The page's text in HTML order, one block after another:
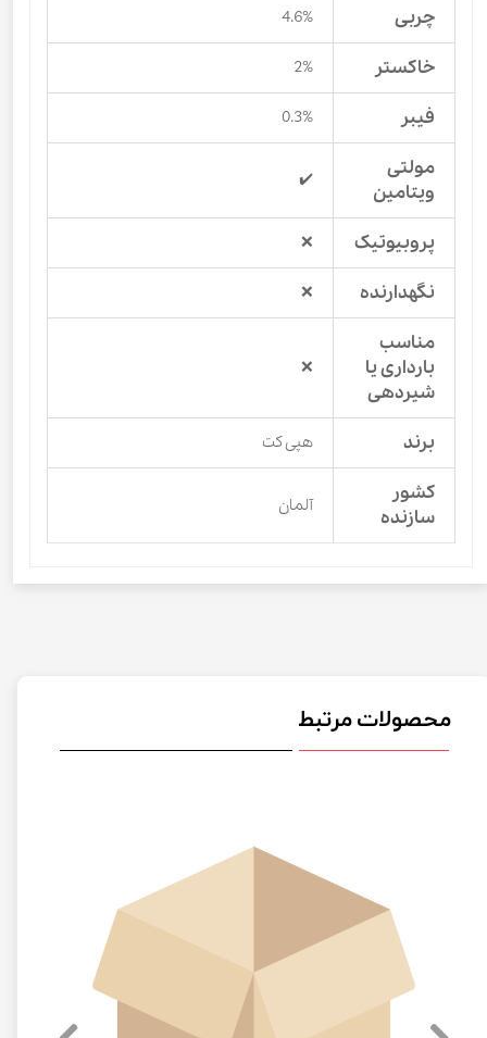
چربی 4.6%
خاکستر 2%
فیبر 0.3%
مولتی
ویتامین
✔️
پروبیوتیک ❌
نگهدارنده ❌
مناسب
بارداری یا
شیردهی
❌
برند هپی کت
کشور
سازنده
آلمان
محصولات مرتبط